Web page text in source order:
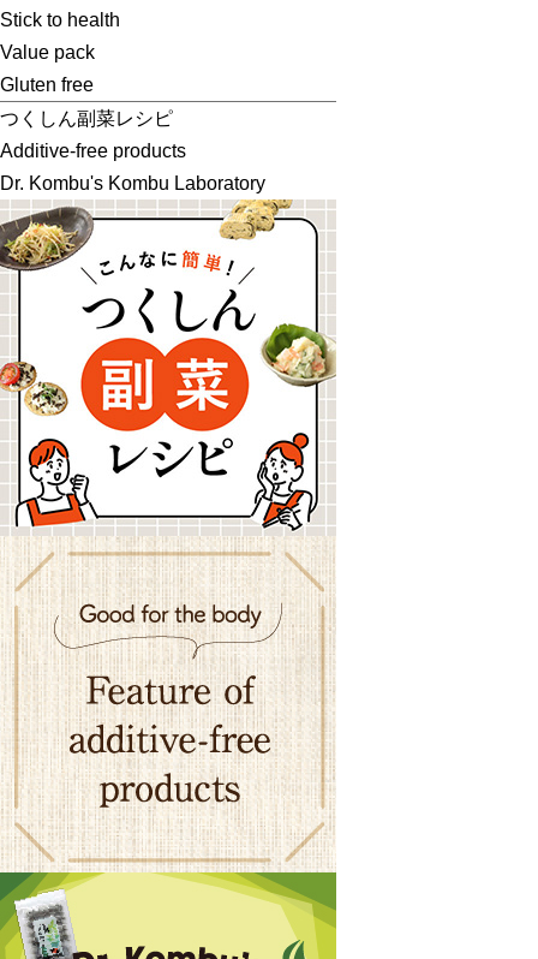
Stick to health
Value pack
Gluten free
つくしん副菜レシピ
Additive-free products
Dr. Kombu's Kombu Laboratory